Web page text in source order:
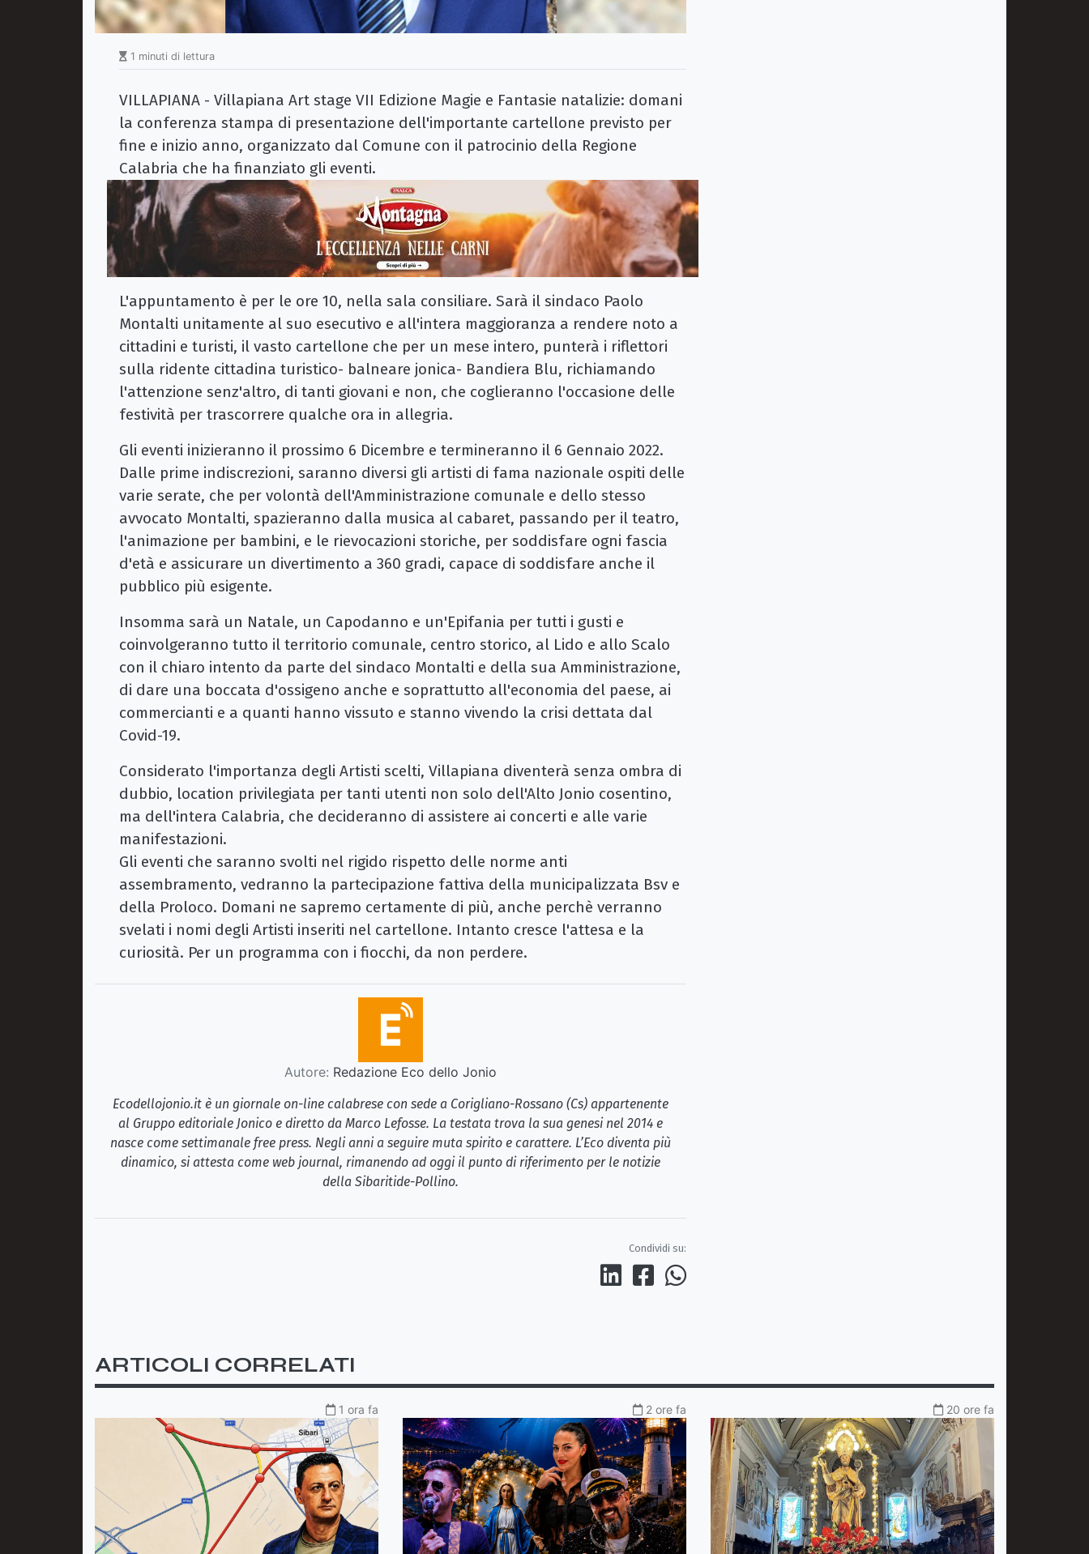
1 minuti di lettura
VILLAPIANA - Villapiana Art stage VII Edizione Magie e Fantasie natalizie: domani
la conferenza stampa di presentazione dell'importante cartellone previsto per
fine e inizio anno, organizzato dal Comune con il patrocinio della Regione
Calabria che ha finanziato gli eventi.
L'appuntamento è per le ore 10, nella sala consiliare. Sarà il sindaco Paolo
Montalti unitamente al suo esecutivo e all'intera maggioranza a rendere noto a
cittadini e turisti, il vasto cartellone che per un mese intero, punterà i riflettori
sulla ridente cittadina turistico- balneare jonica- Bandiera Blu, richiamando
l'attenzione senz'altro, di tanti giovani e non, che coglieranno l'occasione delle
festività per trascorrere qualche ora in allegria.
Gli eventi inizieranno il prossimo 6 Dicembre e termineranno il 6 Gennaio 2022.
Dalle prime indiscrezioni, saranno diversi gli artisti di fama nazionale ospiti delle
varie serate, che per volontà dell'Amministrazione comunale e dello stesso
avvocato Montalti, spazieranno dalla musica al cabaret, passando per il teatro,
l'animazione per bambini, e le rievocazioni storiche, per soddisfare ogni fascia
d'età e assicurare un divertimento a 360 gradi, capace di soddisfare anche il
pubblico più esigente.
Insomma sarà un Natale, un Capodanno e un'Epifania per tutti i gusti e
coinvolgeranno tutto il territorio comunale, centro storico, al Lido e allo Scalo
con il chiaro intento da parte del sindaco Montalti e della sua Amministrazione,
di dare una boccata d'ossigeno anche e soprattutto all'economia del paese, ai
commercianti e a quanti hanno vissuto e stanno vivendo la crisi dettata dal
Covid-19.
Considerato l'importanza degli Artisti scelti, Villapiana diventerà senza ombra di
dubbio, location privilegiata per tanti utenti non solo dell'Alto Jonio cosentino,
ma dell'intera Calabria, che decideranno di assistere ai concerti e alle varie
manifestazioni.
Gli eventi che saranno svolti nel rigido rispetto delle norme anti
assembramento, vedranno la partecipazione fattiva della municipalizzata Bsv e
della Proloco. Domani ne sapremo certamente di più, anche perchè verranno
svelati i nomi degli Artisti inseriti nel cartellone. Intanto cresce l'attesa e la
curiosità. Per un programma con i fiocchi, da non perdere.
Autore: Redazione Eco dello Jonio
Ecodellojonio.it è un giornale on-line calabrese con sede a Corigliano-Rossano (Cs) appartenente
al Gruppo editoriale Jonico e diretto da Marco Lefosse. La testata trova la sua genesi nel 2014 e
nasce come settimanale free press. Negli anni a seguire muta spirito e carattere. L’Eco diventa più
dinamico, si attesta come web journal, rimanendo ad oggi il punto di riferimento per le notizie
della Sibaritide-Pollino.
Condividi su:
ARTICOLI CORRELATI
1 ora fa 2 ore fa 20 ore fa